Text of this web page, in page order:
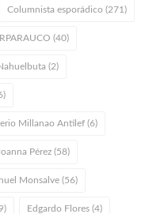
Columnista esporádico (271)
(40)
(2)
Millanao Antilef (6)
Pérez (58)
Monsalve (56)
Edgardo Flores (4)